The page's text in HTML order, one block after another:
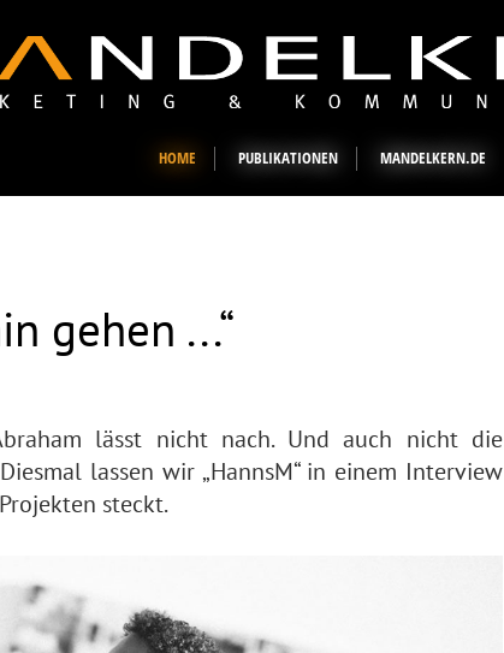
HOME PUBLIKATIONEN MANDELKERN.DE
gehen ...“
lässt nicht nach. Und auch nicht die
lassen wir „HannsM“ in einem Interview
steckt.